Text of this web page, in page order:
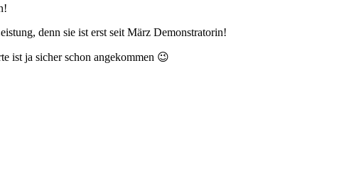
denn sie ist erst seit März Demonstratorin!
ist ja sicher schon angekommen 😉